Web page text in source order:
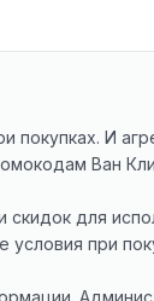
И
Ван
для
при